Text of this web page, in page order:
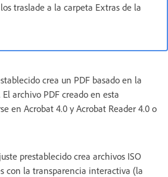
traslade a la carpeta Extras de la
crea un PDF basado en la
archivo PDF creado en esta
en Acrobat 4.0 y Acrobat Reader 4.0 o
prestablecido crea archivos ISO
con la transparencia interactiva (la